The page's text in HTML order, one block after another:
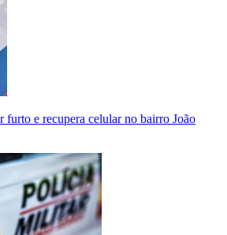
e recupera celular no bairro João